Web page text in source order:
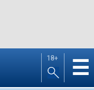
18+ ☰